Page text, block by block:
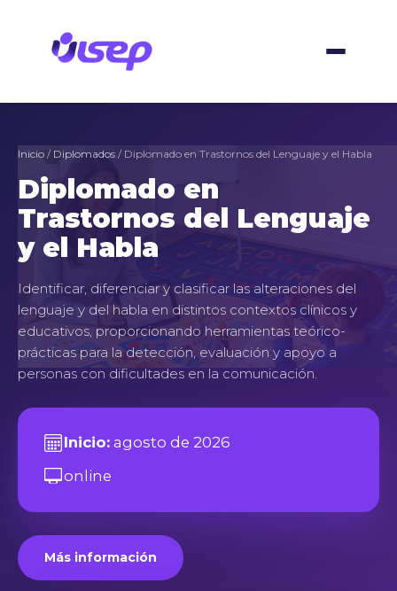
contenido
Inicio / Diplomados / Diplomado en Trastornos del Lenguaje y el Habla
Diplomado en
Trastornos del Lenguaje
y el Habla
Identificar, diferenciar y clasificar las alteraciones del
lenguaje y del habla en distintos contextos clínicos y
educativos, proporcionando herramientas teórico-
prácticas para la detección, evaluación y apoyo a
personas con dificultades en la comunicación.
Inicio: agosto de 2026
online
Más información